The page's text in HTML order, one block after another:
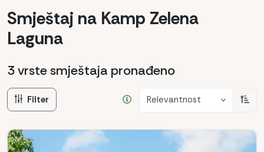
Smještaj na Kamp Zelena
Laguna
3 vrste smještaja pronađeno
Filter Relevantnost